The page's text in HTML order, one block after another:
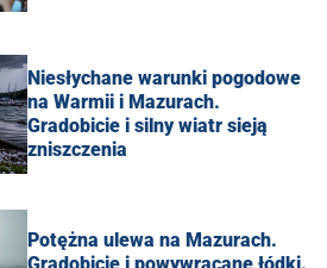
Niesłychane warunki pogodowe
na Warmii i Mazurach.
Gradobicie i silny wiatr sieją
zniszczenia
Potężna ulewa na Mazurach.
Gradobicie i powywracane łódki.